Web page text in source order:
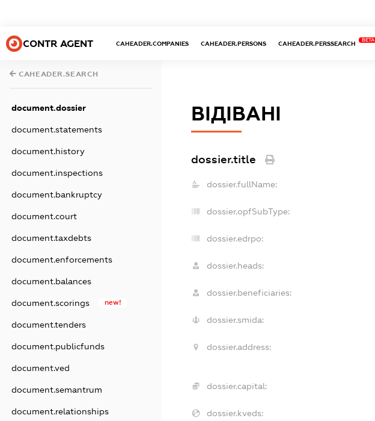
CONTR AGENT CAHEADER.COMPANIES CAHEADER.PERSONS CAHEADER.PERSSEARCH
BETA
CAHEADER.SEARCH
document.dossier
document.statements
document.history
document.inspections
document.bankruptcy
document.court
document.taxdebts
document.enforcements
document.balances
document.scorings new!
document.tenders
document.publicfunds
document.ved
document.semantrum
document.relationships
ВІДІВАНІ
dossier.title
dossier.fullName:
dossier.opfSubType:
dossier.edrpo:
dossier.heads:
dossier.beneficiaries:
dossier.smida:
dossier.address:
dossier.capital:
dossier.kveds: